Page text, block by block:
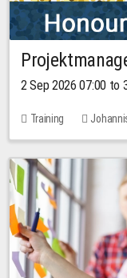
2 Sep 2026 07:00 to
Training
1 place